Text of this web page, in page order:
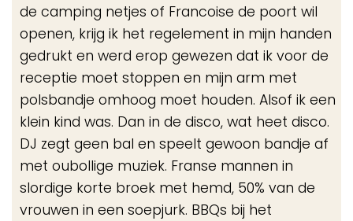
de camping netjes of Francoise de poort wil
openen, krijg ik het regelement in mijn handen
gedrukt en werd erop gewezen dat ik voor de
receptie moet stoppen en mijn arm met
polsbandje omhoog moet houden. Alsof ik een
klein kind was. Dan in de disco, wat heet disco.
DJ zegt geen bal en speelt gewoon bandje af
met oubollige muziek. Franse mannen in
slordige korte broek met hemd, 50% van de
vrouwen in een soepjurk. BBQs bij het